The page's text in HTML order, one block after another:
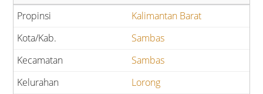
Kalimantan Barat
Sambas
Sambas
Lorong